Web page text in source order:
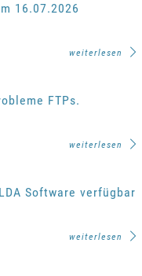
16.07.2026
weiterlesen
FTPs.
weiterlesen
Software verfügbar
weiterlesen